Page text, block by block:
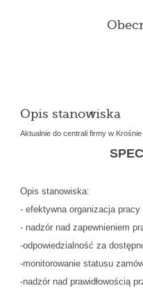
Opis stanowiska
Aktualnie do centrali firmy w
Opis stanowiska:
- efektywna organizacja pracy
- nadzór nad zapewnieniem
-odpowiedzialność za
-monitorowanie statusu
-nadzór nad prawidłowością